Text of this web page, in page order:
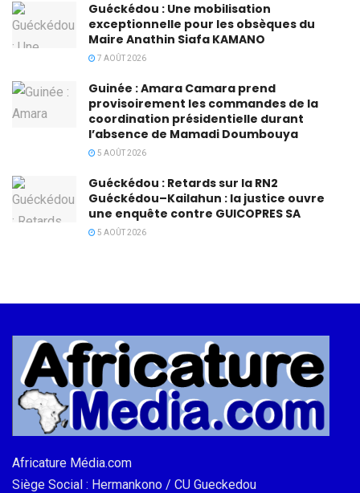
Guéckédou : Une mobilisation
exceptionnelle pour les obsèques du
Maire Anathin Siafa KAMANO
7 AOÛT 2026
Guinée : Amara Camara prend
provisoirement les commandes de la
coordination présidentielle durant
l’absence de Mamadi Doumbouya
5 AOÛT 2026
Guéckédou : Retards sur la RN2
Guéckédou–Kailahun : la justice ouvre
une enquête contre GUICOPRES SA
5 AOÛT 2026
Africature Média.com
Siège Social : Hermankono / CU Gueckedou